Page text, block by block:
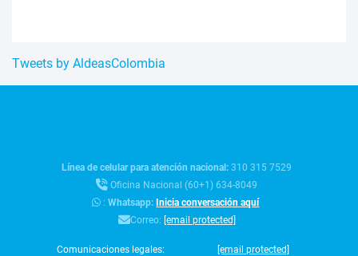
Tweets by AldeasColombia
Línea de celular para atención nacional:310 315 7529
Oficina Nacional (60+1) 634-8049
:Whatsapp:Inicia conversación aquí
Correo: [email protected]
Comunicaciones legales: [email protected]